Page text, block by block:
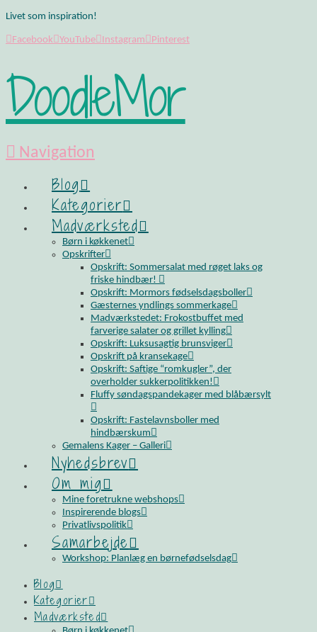
Livet som inspiration!
Facebook YouTube Instagram Pinterest
DoodleMor
Navigation
Blog
Kategorier
Madværksted
Børn i køkkenet
Opskrifter
Opskrift: Sommersalat med røget laks og
friske hindbær!
Opskrift: Mormors fødselsdagsboller
Gæsternes yndlings sommerkage
Madværkstedet: Frokostbuffet med
farverige salater og grillet kylling
Opskrift: Luksusagtig brunsviger
Opskrift på kransekage
Opskrift: Saftige “romkugler”, der
overholder sukkerpolitikken!
Fluffy søndagspandekager med blåbærsylt
Opskrift: Fastelavnsboller med
hindbærskum
Gemalens Kager – Galleri
Nyhedsbrev
Om mig
Mine foretrukne webshops
Inspirerende blogs
Privatlivspolitik
Samarbejde
Workshop: Planlæg en børnefødselsdag
Blog
Kategorier
Madværksted